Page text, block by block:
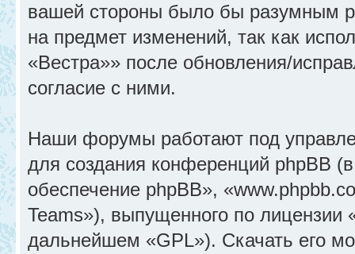
вашей стороны было бы разумным
на предмет изменений, так как
«Вестра»» после обновления/
согласие с ними.
Наши форумы работают под
для создания конференций phpBB
обеспечение phpBB»,
Teams»), выпущенного по лицензии
дальнейшем «GPL»). Скачать его